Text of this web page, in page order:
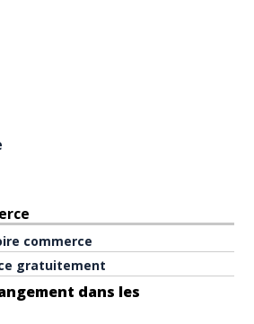
commerce
gratuitement
dans les